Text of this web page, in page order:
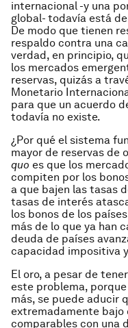
internacional -y una
global- todavía está
De modo que tienen
respaldo contra una
verdad, en principio,
los mercados
reservas, quizás a
Monetario
para que un acuerdo
todavía no existe.
¿Por qué el sistema
mayor de reservas de
quo es que los
compiten por los
a que bajen las tasas
tasas de interés
los bonos de los
más de lo que ya han
deuda de países
capacidad impositiva
El oro, a pesar de
este problema,
más, se puede aducir
extremadamente bajo
comparables con una